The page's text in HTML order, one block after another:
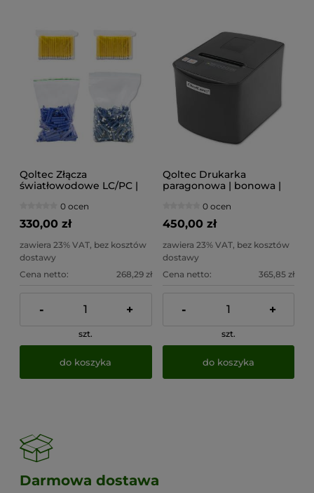
Qoltec Złącza
światłowodowe LC/PC |
Zestaw montażowy |
200szt.
0 ocen
330,00 zł
zawiera 23% VAT, bez kosztów
dostawy
Cena netto:
268,29 zł
- +
szt.
do koszyka
Qoltec Drukarka
paragonowa | bonowa |
0 ocen
450,00 zł
zawiera 23% VAT, bez kosztów
dostawy
Cena netto:
365,85 zł
- +
szt.
do koszyka
Darmowa dostawa